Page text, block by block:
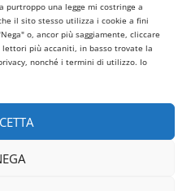
purtroppo una legge mi costringe a
il sito stesso utilizza i cookie a fini
o, ancor più saggiamente, cliccare
più accaniti, in basso trovate la
nonché i termini di utilizzo. Io